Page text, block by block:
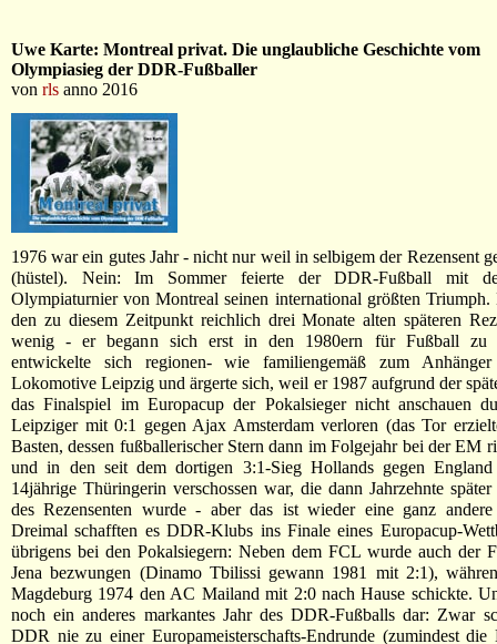
Uwe Karte: Montreal privat. Die unglaubliche Geschichte vom
Olympiasieg der DDR-Fußballer
von rls anno 2016
1976 war ein gutes Jahr - nicht nur weil in selbigem der Rezensent
(hüstel). Nein: Im Sommer feierte der DDR-Fußball mit
Olympiaturnier von Montreal seinen international größten Triumph.
den zu diesem Zeitpunkt reichlich drei Monate alten späteren
wenig - er begann sich erst in den 1980ern für Fußball zu
entwickelte sich regionen- wie familiengemäß zum
Lokomotive Leipzig und ärgerte sich, weil er 1987 aufgrund der
das Finalspiel im Europacup der Pokalsieger nicht anschauen
Leipziger mit 0:1 gegen Ajax Amsterdam verloren (das Tor
Basten, dessen fußballerischer Stern dann im Folgejahr bei der EM
und in den seit dem dortigen 3:1-Sieg Hollands gegen England
14jährige Thüringerin verschossen war, die dann Jahrzehnte
des Rezensenten wurde - aber das ist wieder eine ganz andere
Dreimal schafften es DDR-Klubs ins Finale eines Europacup-
übrigens bei den Pokalsiegern: Neben dem FCL wurde auch der
Jena bezwungen (Dinamo Tbilissi gewann 1981 mit 2:1),
Magdeburg 1974 den AC Mailand mit 2:0 nach Hause schickte.
noch ein anderes markantes Jahr des DDR-Fußballs dar: Zwar
DDR nie zu einer Europameisterschafts-Endrunde (zumindest die